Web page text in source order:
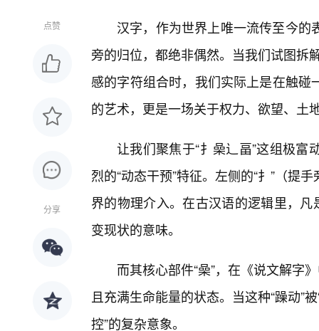
点赞
分享
汉字，作为世界上唯一流传至今
旁的归位，都绝非偶然。当我们试图拆
感的字符组合时，我们实际上是在触
的艺术，更是一场关于权力、欲望、土
让我们聚焦于“扌喿辶畐”这组极
烈的“动态干预”特征。左侧的“扌”（提
界的物理介入。在古汉语的逻辑里，
变现状的意味。
而其核心部件“喿”，在《说文解字
且充满生命能量的状态。当这种“躁动”
控”的复杂意象。